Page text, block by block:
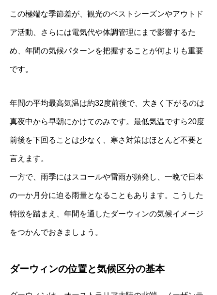
この極端な季節差が、観光のベストシーズンやアウトド
ア活動、さらには電気代や体調管理にまで影響するた
め、年間の気候パターンを把握することが何よりも重要
です。
年間の平均最高気温は約32度前後で、大きく下がるのは
真夜中から早朝にかけてのみです。最低気温ですら20度
前後を下回ることは少なく、寒さ対策はほとんど不要と
言えます。
一方で、雨季にはスコールや雷雨が頻発し、一晩で日本
の一か月分に迫る雨量となることもあります。こうした
特徴を踏まえ、年間を通したダーウィンの気候イメージ
をつかんでおきましょう。
ダーウィンの位置と気候区分の基本